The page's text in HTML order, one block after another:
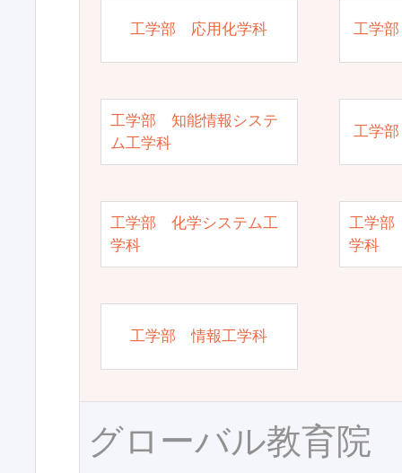
工学部 応用化学科 工学
工学部 知能情報システ
ム工学科
工学
工学部 化学システム工
学科
工学部
学科
工学部 情報工学科
グローバル教育院